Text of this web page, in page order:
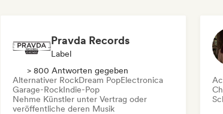
Pravda Records
Label
> 800 Antworten gegeben
Alternativer RockDream PopElectronica
Garage-RockIndie-Pop
Nehme Künstler unter Vertrag oder
veröffentliche deren Musik